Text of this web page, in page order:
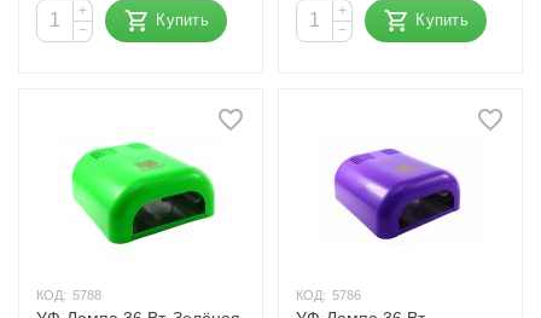
+
−
Купить
+
−
Купить
КОД: 5788 КОД: 5786